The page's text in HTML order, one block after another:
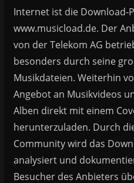
Internet ist die Download-
www.musicload.de. Der
von der Telekom AG
besonders durch seine
Musikdateien. Weiterhin
Angebot an Musikvideos
Alben direkt mit einem
herunterzuladen. Durch
Community wird das
analysiert und
Besucher des Anbieters